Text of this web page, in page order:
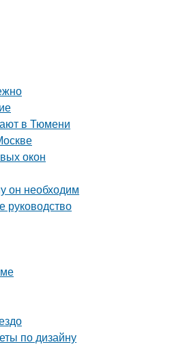
в Тюмени
окон
он необходим
руководство
по дизайну